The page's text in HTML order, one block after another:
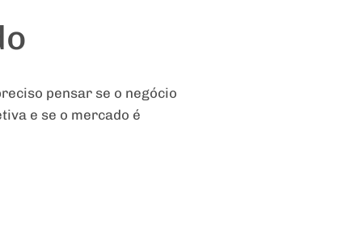
pensar se o negócio
e se o mercado é